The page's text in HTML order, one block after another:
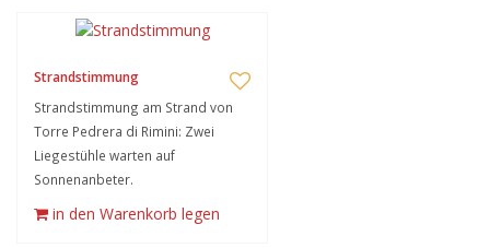
Strandstimmung
Strandstimmung am Strand von
Torre Pedrera di Rimini: Zwei
Liegestühle warten auf
Sonnenanbeter.
in den Warenkorb legen